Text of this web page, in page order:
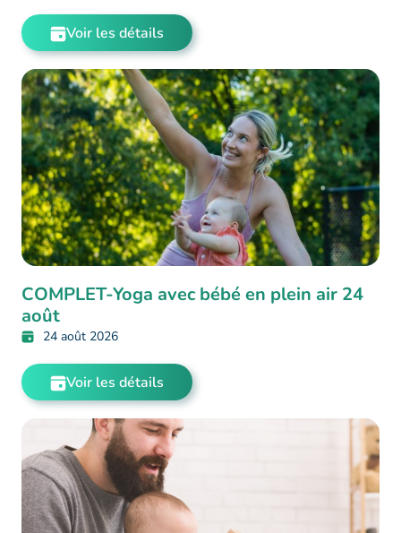
Voir les détails
COMPLET-Yoga avec bébé en plein air 24
août
24 août 2026
Voir les détails